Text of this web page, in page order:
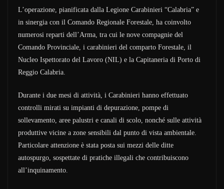
L’operazione, pianificata dalla Legione Carabinieri “Calabria” e
in sinergia con il Comando Regionale Forestale, ha coinvolto
numerosi reparti dell’Arma, tra cui le nove compagnie del
Comando Provinciale, i carabinieri del comparto Forestale, il
Nucleo Ispettorato del Lavoro (NIL) e la Capitaneria di Porto di
Reggio Calabria.
Durante i due mesi di attività, i Carabinieri hanno effettuato
controlli mirati su impianti di depurazione, pompe di
sollevamento, aree palustri e canali di scolo, nonché sulle attività
produttive vicine a zone sensibili dal punto di vista ambientale.
Particolare attenzione è stata posta sui mezzi delle ditte
autospurgo, sospettate di pratiche illegali che contribuiscono
all’inquinamento.